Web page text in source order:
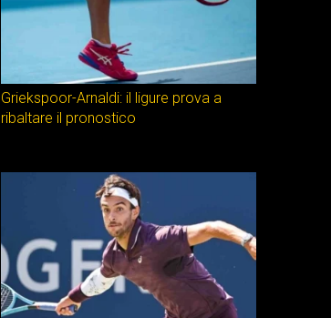
Griekspoor-Arnaldi: il ligure prova a
ribaltare il pronostico